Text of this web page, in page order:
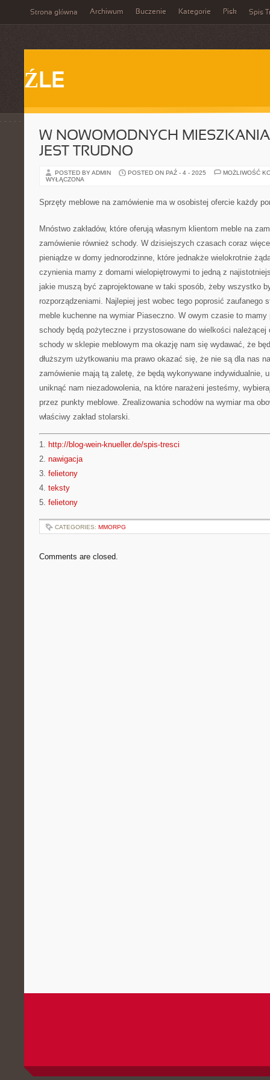
Strona główna Archiwum Buczenie Kategorie Pisk Spis
ŹLE
W NOWOMODNYCH
JEST TRUDNO
POSTED BY ADMIN POSTED ON PAŹ - 4 - 2025
MOŻLIWOŚĆ
WYŁĄCZONA
Sprzęty meblowe na zamówienie ma w osobistej ofercie każdy
Mnóstwo zakładów, które oferują własnym klientom meble na
zamówienie również schody. W dzisiejszych czasach coraz
pieniądze w domy jednorodzinne, które jednakże wielokrotnie
czynienia mamy z domami wielopiętrowymi to jedną z
jakie muszą być zaprojektowane w taki sposób, żeby wszystko
rozporządzeniami. Najlepiej jest wobec tego poprosić zaufanego
meble kuchenne na wymiar Piaseczno. W owym czasie to mamy
schody będą pożyteczne i przystosowane do wielkości należącej
schody w sklepie meblowym ma okazję nam się wydawać, że
dłuższym użytkowaniu ma prawo okazać się, że nie są dla nas
zamówienie mają tą zaletę, że będą wykonywane indywidualnie,
uniknąć nam niezadowolenia, na które narażeni jesteśmy,
przez punkty meblowe. Zrealizowania schodów na wymiar ma
właściwy zakład stolarski.
1. http://blog-wein-knueller.de/spis-tresci
2. nawigacja
3. felietony
4. teksty
5. felietony
CATEGORIES: MMORPG
Comments are closed.